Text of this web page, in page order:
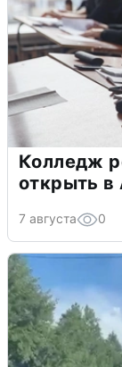
Колледж
открыть в
7 августа 0